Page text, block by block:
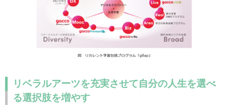
リベラルアーツを充実させて自分の人生を選べ
る選択肢を増やす